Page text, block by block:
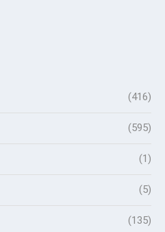
(416)
(595)
(1)
(5)
(135)